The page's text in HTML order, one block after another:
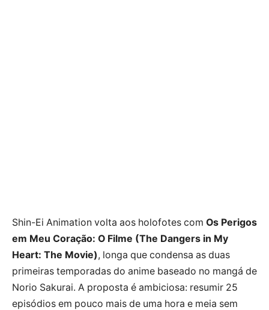
Shin-Ei Animation volta aos holofotes com Os Perigos
em Meu Coração: O Filme (The Dangers in My
Heart: The Movie), longa que condensa as duas
primeiras temporadas do anime baseado no mangá de
Norio Sakurai. A proposta é ambiciosa: resumir 25
episódios em pouco mais de uma hora e meia sem